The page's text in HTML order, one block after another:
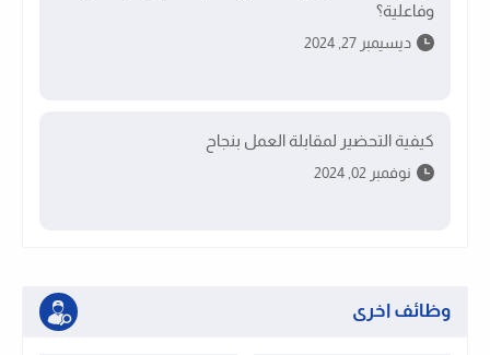
وفاعلية؟
ديسيمبر 27, 2024
كيفية التحضير لمقابلة العمل بنجاح
نوفمبر 02, 2024
وظائف اخرى